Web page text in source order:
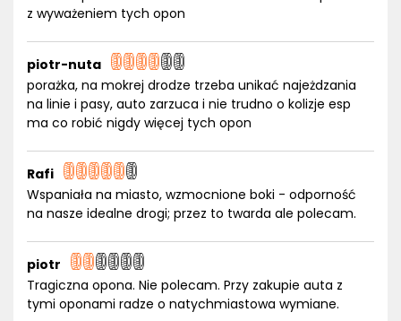
z wyważeniem tych opon
piotr-nuta
porażka, na mokrej drodze trzeba unikać najeżdzania
na linie i pasy, auto zarzuca i nie trudno o kolizje esp
ma co robić nigdy więcej tych opon
Rafi
Wspaniała na miasto, wzmocnione boki - odporność
na nasze idealne drogi; przez to twarda ale polecam.
piotr
Tragiczna opona. Nie polecam. Przy zakupie auta z
tymi oponami radze o natychmiastowa wymiane.